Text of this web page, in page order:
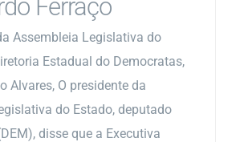
Ferraço
Assembleia Legislativa do
Estadual do Democratas,
Alvares, O presidente da
do Estado, deputado
disse que a Executiva